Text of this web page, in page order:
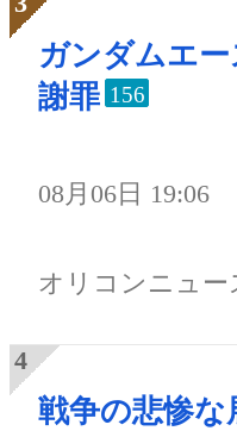
ガンダムエ
謝罪 156
08月06日 19:06
オリコンニュー
戦争の悲惨な